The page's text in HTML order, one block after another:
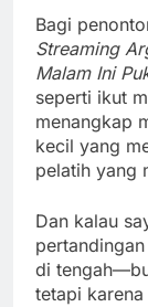
Bagi
Streaming
Malam Ini
seperti ikut
menangkap
kecil yang
pelatih yang
Dan kalau
di
tetapi